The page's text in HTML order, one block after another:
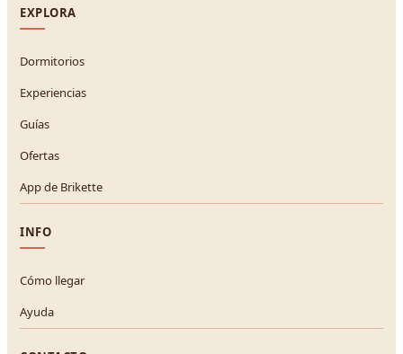
EXPLORA
Dormitorios
Experiencias
Guías
Ofertas
App de Brikette
INFO
Cómo llegar
Ayuda